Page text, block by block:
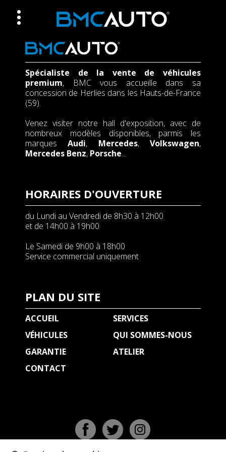
Spécialiste de la vente de véhicules
premium, BMC vous accueille dans sa
concession de Herlies dans les Hauts-de-France
(59).
Venez visiter notre hall d'exposition, avec de
nombreux modèles disponibles, parmis les
marquesAudi, Mercedes,Volkswagen,
Mercedes Benz, Porsche...
HORAIRES D'OUVERTURE
du Lundi au Vendredi de 8h30 à 12h00
et de 14h00 à 19h00
Le Samedi de 9h00 à 18h00
Service commercial uniquement
PLAN DU SITE
ACCUEIL
SERVICES
VÉHICULES
QUI SOMMES-NOUS
GARANTIE
ATELIER
CONTACT